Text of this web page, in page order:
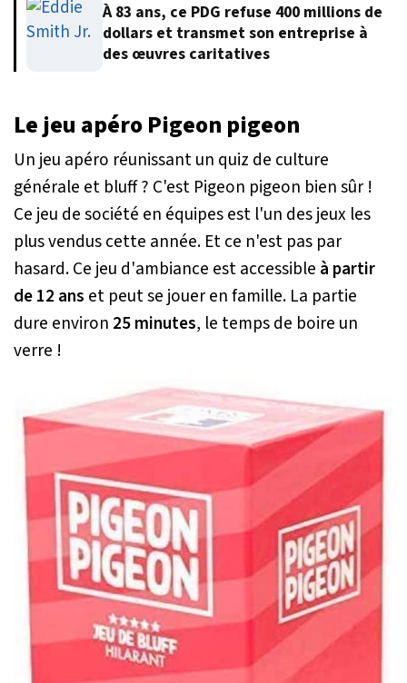
À 83 ans, ce PDG refuse 400 millions de
dollars et transmet son entreprise à
des œuvres caritatives
Le jeu apéro Pigeon pigeon
Un jeu apéro réunissant un quiz de culture
générale et bluff ? C'est Pigeon pigeon bien sûr !
Ce jeu de société en équipes est l'un des jeux les
plus vendus cette année. Et ce n'est pas par
hasard. Ce jeu d'ambiance est accessible à partir
de 12 ans et peut se jouer en famille. La partie
dure environ 25 minutes, le temps de boire un
verre !